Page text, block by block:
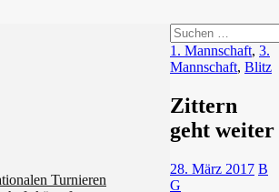
Turnieren
Suchen
nach:
1. Mannschaft, 3.
Mannschaft, Blitz
Zittern
geht weiter
28. März 2017 B
G